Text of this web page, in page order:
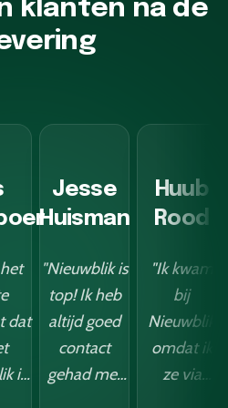
klanten na de
dat
in
Jesse
Huisman
"Nieuwblik is
top! Ik heb
altijd goed
contact
gehad met
Huub
Rood
"Ik kwam
bij
Nieuwblik
omdat ik
ze via